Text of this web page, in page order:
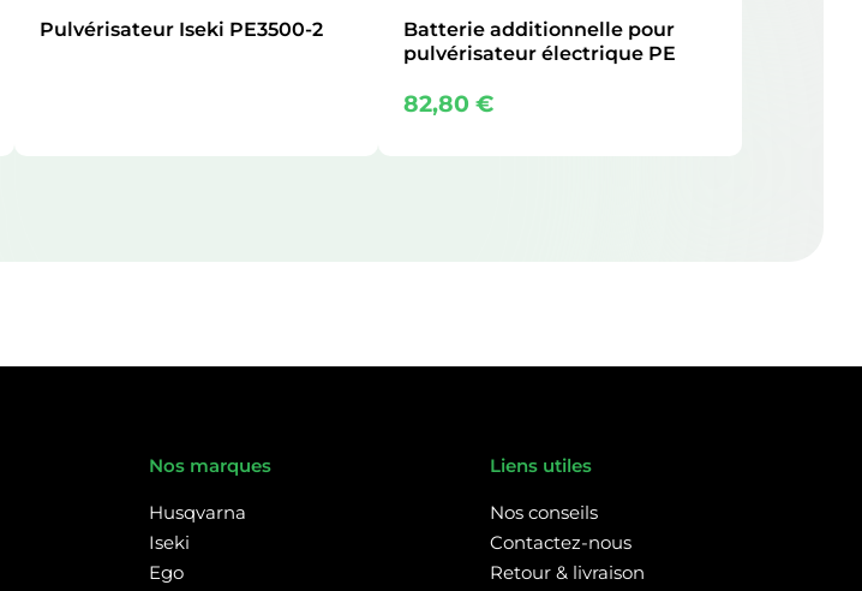
Pulvérisateur Iseki PE3500-2
Batterie additionnelle pour
pulvérisateur électrique PE
82,80€
Nos marques
Husqvarna
Iseki
Ego
Liens utiles
Nos conseils
Contactez-nous
Retour & livraison